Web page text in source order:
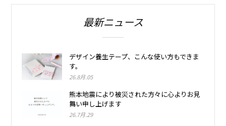
最新ニュース
デザイン養生テープ、こんな使い方もできま
す。
26.8月.05
熊本地震により被災された方々に心よりお見
舞い申し上げます
26.7月.29